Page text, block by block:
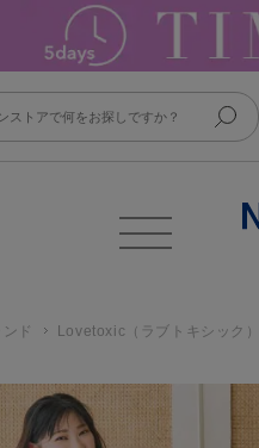
ド Lovetoxic（ラブトキシック）